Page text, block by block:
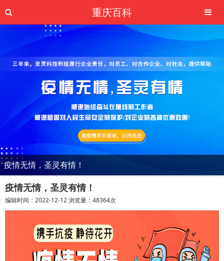
重庆百科
疫情无情，圣灵有情！
疫情无情，圣灵有情！
编辑时间：2022-12-12 浏览量：48364次